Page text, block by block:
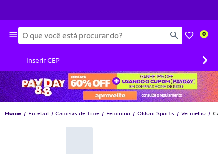
Busca 0
Inserir CEP ›
Home Futebol Camisas de Time Feminino Oldoni Sports Vermelho